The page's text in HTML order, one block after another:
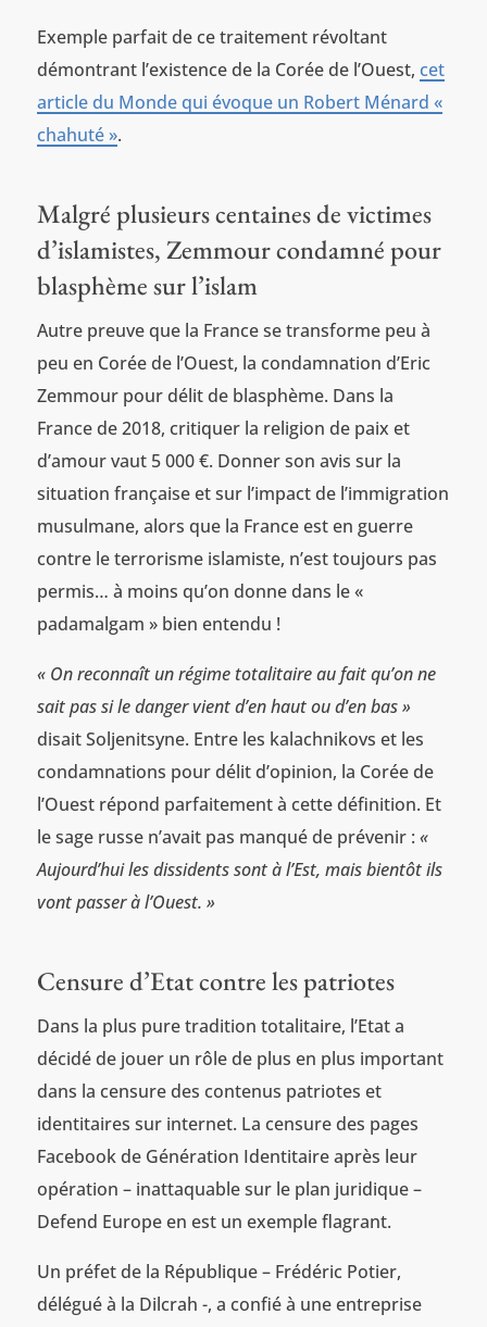
Exemple parfait de ce traitement révoltant
démontrant l’existence de la Corée de l’Ouest, cet
article du Monde qui évoque un Robert Ménard «
chahuté ».
Malgré plusieurs centaines de victimes
d’islamistes, Zemmour condamné pour
blasphème sur l’islam
Autre preuve que la France se transforme peu à
peu en Corée de l’Ouest, la condamnation d’Eric
Zemmour pour délit de blasphème. Dans la
France de 2018, critiquer la religion de paix et
d’amour vaut 5 000 €. Donner son avis sur la
situation française et sur l’impact de l’immigration
musulmane, alors que la France est en guerre
contre le terrorisme islamiste, n’est toujours pas
permis… à moins qu’on donne dans le «
padamalgam » bien entendu !
« On reconnaît un régime totalitaire au fait qu’on ne
sait pas si le danger vient d’en haut ou d’en bas »
disait Soljenitsyne. Entre les kalachnikovs et les
condamnations pour délit d’opinion, la Corée de
l’Ouest répond parfaitement à cette définition. Et
le sage russe n’avait pas manqué de prévenir : «
Aujourd’hui les dissidents sont à l’Est, mais bientôt ils
vont passer à l’Ouest. »
Censure d’Etat contre les patriotes
Dans la plus pure tradition totalitaire, l’Etat a
décidé de jouer un rôle de plus en plus important
dans la censure des contenus patriotes et
identitaires sur internet. La censure des pages
Facebook de Génération Identitaire après leur
opération – inattaquable sur le plan juridique –
Defend Europe en est un exemple flagrant.
Un préfet de la République – Frédéric Potier,
délégué à la Dilcrah -, a confié à une entreprise